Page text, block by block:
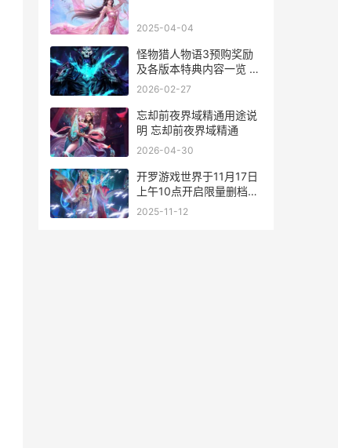
2025-04-04
怪物猎人物语3预购奖励
及各版本特典内容一览 预
购奖励是什么 怪物猎人物
2026-02-27
忘却前夜界域精通用途说
明 忘却前夜界域精通
2026-04-30
开罗游戏世界于11月17日
上午10点开启限量删档首
测 开罗游戏的游戏
2025-11-12